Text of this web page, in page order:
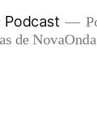
Podcast
de